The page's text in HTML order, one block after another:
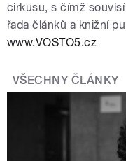
cirkusu, s čímž
řada článků a knižní
www.VOSTO5.cz
VŠECHNY ČLÁNKY